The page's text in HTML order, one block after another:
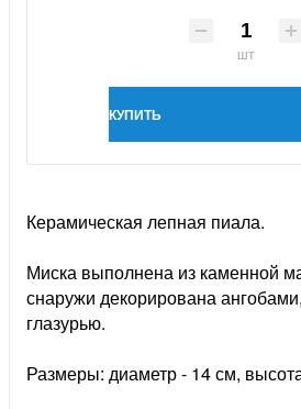
шт
КУПИТЬ
Керамическая лепная пиала.
Миска выполнена из каменной
снаружи декорирована
глазурью.
Размеры: диаметр - 14 см,